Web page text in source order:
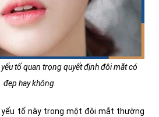
tố quan trọng quyết định đôi mắt có
đẹp hay không
tố này trong một đôi mắt thường